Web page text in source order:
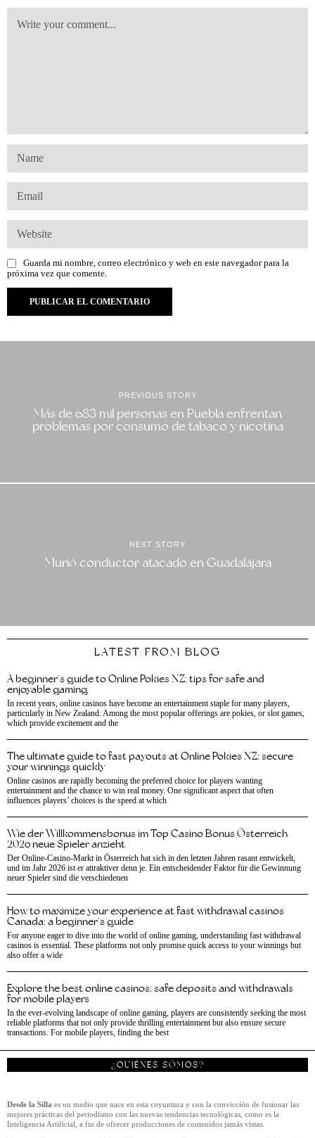
Guarda mi nombre, correo electrónico y web en este navegador para la
próxima vez que comente.
PREVIOUS STORY
Más de 683 mil personas en Puebla enfrentan
problemas por consumo de tabaco y nicotina
NEXT STORY
Murió conductor atacado en Guadalajara
LATEST FROM BLOG
A beginner’s guide to Online Pokies NZ: tips for safe and
enjoyable gaming
In recent years, online casinos have become an entertainment staple for many players,
particularly in New Zealand. Among the most popular offerings are pokies, or slot games,
which provide excitement and the
The ultimate guide to fast payouts at Online Pokies NZ: secure
your winnings quickly
Online casinos are rapidly becoming the preferred choice for players wanting
entertainment and the chance to win real money. One significant aspect that often
influences players’ choices is the speed at which
Wie der Willkommensbonus im Top Casino Bonus Österreich
2026 neue Spieler anzieht
Der Online-Casino-Markt in Österreich hat sich in den letzten Jahren rasant entwickelt,
und im Jahr 2026 ist er attraktiver denn je. Ein entscheidender Faktor für die Gewinnung
neuer Spieler sind die verschiedenen
How to maximize your experience at fast withdrawal casinos
Canada: a beginner’s guide
For anyone eager to dive into the world of online gaming, understanding fast withdrawal
casinos is essential. These platforms not only promise quick access to your winnings but
also offer a wide
Explore the best online casinos: safe deposits and withdrawals
for mobile players
In the ever-evolving landscape of online gaming, players are consistently seeking the most
reliable platforms that not only provide thrilling entertainment but also ensure secure
transactions. For mobile players, finding the best
¿QUIÉNES SÓMOS?
Desde la Silla es un medio que nace en esta coyuntura y con la convicción de fusionar las
mejores prácticas del periodismo con las nuevas tendencias tecnológicas, como es la
Inteligencia Artificial, a fin de ofrecer producciones de contenidos jamás vistas.